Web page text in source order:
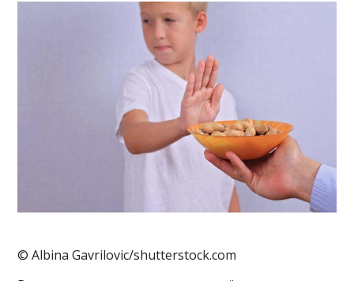
© Albina Gavrilovic/shutterstock.com